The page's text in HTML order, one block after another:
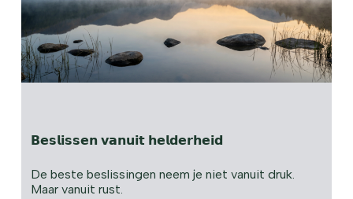
𝗕𝗲𝘀𝗹𝗶𝘀𝘀𝗲𝗻 𝘃𝗮𝗻𝘂𝗶𝘁 𝗵𝗲𝗹𝗱𝗲𝗿𝗵𝗲𝗶𝗱
De beste beslissingen neem je niet vanuit druk.
Maar vanuit rust.